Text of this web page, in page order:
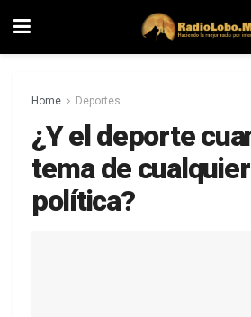
Home Deportes
¿Y el deporte
tema de
política?